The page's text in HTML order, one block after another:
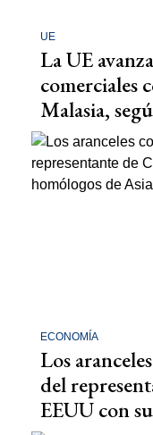
UE
La UE
comerciales
Malasia,
ECONOMÍA
Los
del
EEUU con